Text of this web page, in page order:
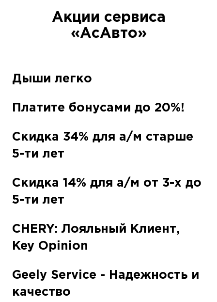
Акции сервиса
«АсАвто»
Дыши легко
Платите бонусами до 20%!
Скидка 34% для а/м старше
5-ти лет
Скидка 14% для а/м от 3-х до
5-ти лет
CHERY: Лояльный Клиент,
Key Opinion
Geely Service - Надежность и
качество